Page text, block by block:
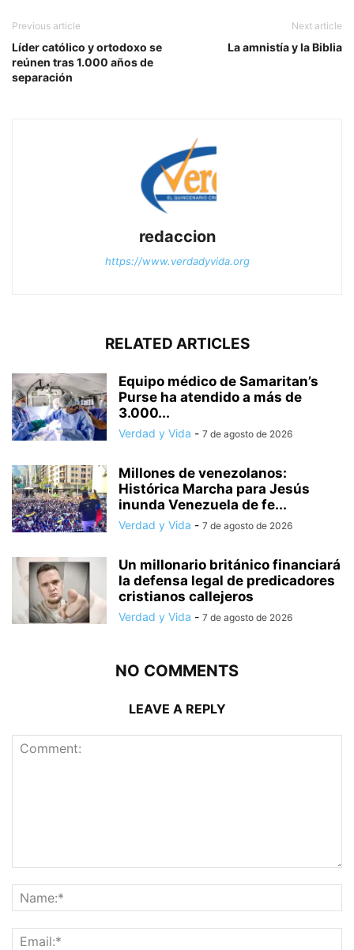
Previous article
Líder católico y ortodoxo se
reúnen tras 1.000 años de
separación
Next article
La amnistía y la Biblia
redaccion
https://www.verdadyvida.org
RELATED ARTICLES
Equipo médico de Samaritan’s
Purse ha atendido a más de
3.000...
Verdad y Vida - 7 de agosto de 2026
Millones de venezolanos:
Histórica Marcha para Jesús
inunda Venezuela de fe...
Verdad y Vida - 7 de agosto de 2026
Un millonario británico financiará
la defensa legal de predicadores
cristianos callejeros
Verdad y Vida - 7 de agosto de 2026
NO COMMENTS
LEAVE A REPLY